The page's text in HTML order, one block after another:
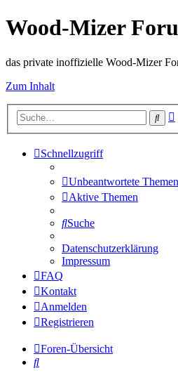
Wood-Mizer
das private inoffizielle Wood-Mizer
Zum Inhalt
Schnellzugriff
Unbeantwortete Themen
Aktive Themen
Suche
Datenschutzerklärung
Impressum
FAQ
Kontakt
Anmelden
Registrieren
Foren-Übersicht
Suche